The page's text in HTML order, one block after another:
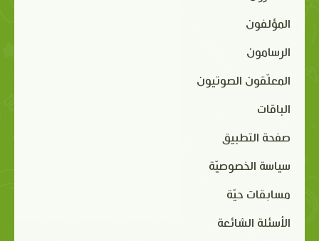
المؤلفون
الرسامون
المعلّقون الصوتيون
الباقات
صفحة التطبيق
سياسة الخصوصيّة
مسابقات حيّة
الأسئلة الشائعة